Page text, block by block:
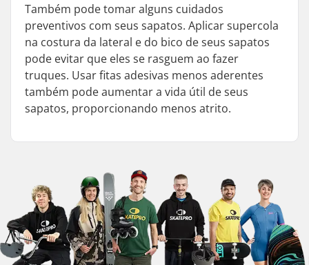
Também pode tomar alguns cuidados
preventivos com seus sapatos. Aplicar supercola
na costura da lateral e do bico de seus sapatos
pode evitar que eles se rasguem ao fazer
truques. Usar fitas adesivas menos aderentes
também pode aumentar a vida útil de seus
sapatos, proporcionando menos atrito.